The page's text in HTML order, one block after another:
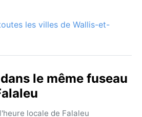
les villes de Wallis-et-
le même fuseau
locale de Falaleu